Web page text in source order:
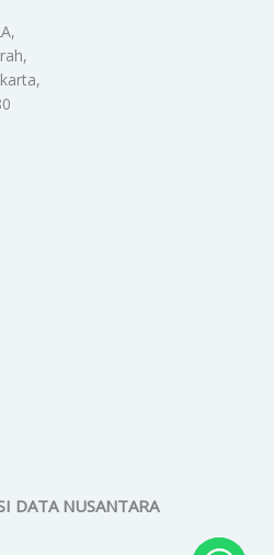
DATA NUSANTARA